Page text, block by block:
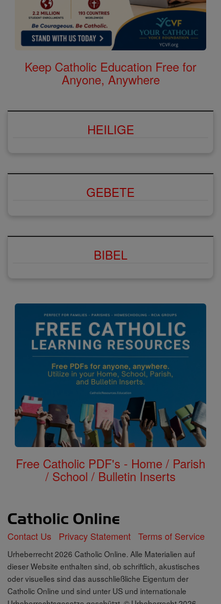
Keep Catholic Education Free for
Anyone, Anywhere
HEILIGE
GEBETE
BIBEL
Free Catholic PDF's - Home / Parish
/ School / Bulletin Inserts
Contact Us Privacy Statement Terms of Service
Urheberrecht 2026 Catholic Online. Alle Materialien auf
dieser Website enthalten sind, ob schriftlich, akustisches
oder visuelles sind das ausschließliche Eigentum der
Catholic Online und sind unter US und internationale